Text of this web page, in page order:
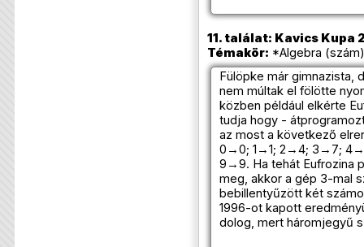
11. találat: Kavics Kupa
Témakör: *Algebra
Fülöpke már gimnazista,
nem múltak el fölötte
közben például elkérte
tudja hogy -
az most a következő
0→0; 1→1; 2→4; 3→7;
9→9. Ha tehát Eufrozina
meg, akkor a gép 3-mal
bebillentyűzött két
1996-ot kapott
dolog, mert háromjegyű